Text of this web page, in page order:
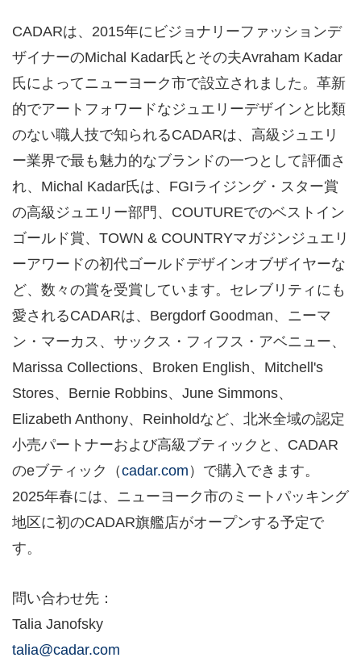
CADARは、2015年にビジョナリーファッションデ
ザイナーのMichal Kadar氏とその夫Avraham Kadar
氏によってニューヨーク市で設立されました。革新
的でアートフォワードなジュエリーデザインと比類
のない職人技で知られるCADARは、高級ジュエリ
ー業界で最も魅力的なブランドの一つとして評価さ
れ、Michal Kadar氏は、FGIライジング・スター賞
の高級ジュエリー部門、COUTUREでのベストイン
ゴールド賞、TOWN & COUNTRYマガジンジュエリ
ーアワードの初代ゴールドデザインオブザイヤーな
ど、数々の賞を受賞しています。セレブリティにも
愛されるCADARは、Bergdorf Goodman、ニーマ
ン・マーカス、サックス・フィフス・アベニュー、
Marissa Collections、Broken English、Mitchell's
Stores、Bernie Robbins、June Simmons、
Elizabeth Anthony、Reinholdなど、北米全域の認定
小売パートナーおよび高級ブティックと、CADAR
のeブティック（cadar.com ）で購入できます。
2025年春には、ニューヨーク市のミートパッキング
地区に初のCADAR旗艦店がオープンする予定で
す。
問い合わせ先：
Talia Janofsky
talia@cadar.com